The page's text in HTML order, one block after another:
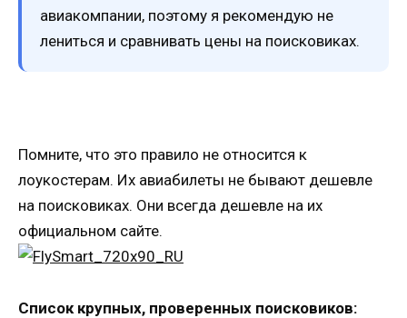
авиакомпании, поэтому я рекомендую не
лениться и сравнивать цены на поисковиках.
Помните, что это правило не относится к
лоукостерам. Их авиабилеты не бывают дешевле
на поисковиках. Они всегда дешевле на их
официальном сайте.
Список крупных, проверенных поисковиков: